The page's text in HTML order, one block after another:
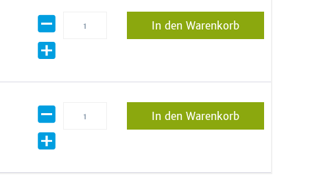
In den Warenkorb
In den Warenkorb